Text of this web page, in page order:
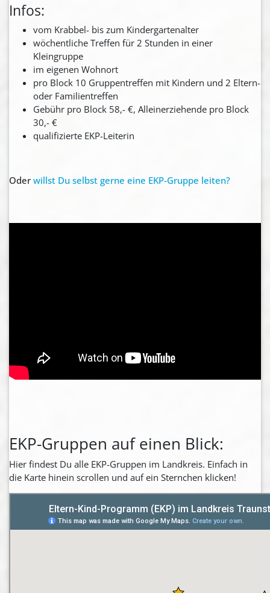
Infos:
vom Krabbel- bis zum Kindergartenalter
wöchentliche Treffen für 2 Stunden in einer
Kleingruppe
im eigenen Wohnort
pro Block 10 Gruppentreffen mit Kindern und 2 Eltern-
oder Familientreffen
Gebühr pro Block 58,- €, Alleinerziehende pro Block
30,- €
qualifizierte EKP-Leiterin
Oder willst Du selbst gerne eine EKP-Gruppe leiten?
EKP-Gruppen auf einen Blick:
Hier findest Du alle EKP-Gruppen im Landkreis. Einfach in
die Karte hinein scrollen und auf ein Sternchen klicken!